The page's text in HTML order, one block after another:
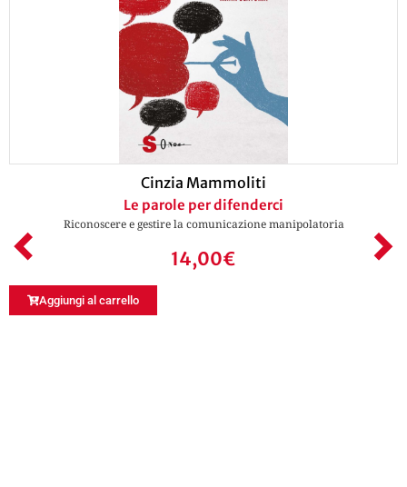
Cinzia Mammoliti
Le parole per difenderci
Riconoscere e gestire la comunicazione manipolatoria
14,00€
Aggiungi al carrello